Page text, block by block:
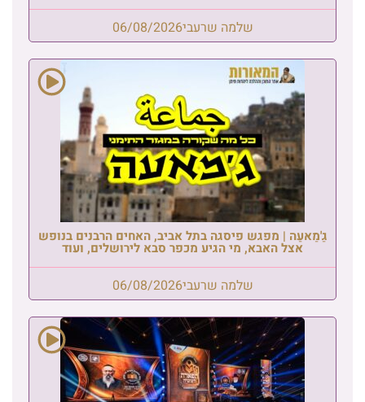
שלמה שרעבי06/08/2026
גַ'מַאעַה | מפגש פיסגה בתל אביב, האחים הרבנים בנופש
אצל האבא, מי הגיע מכפר סבא לירושלים, ועוד
שלמה שרעבי06/08/2026